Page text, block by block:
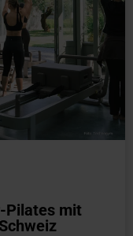
Pilates mit